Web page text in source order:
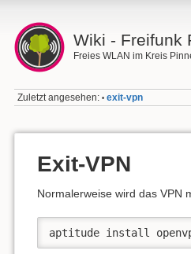
Wiki - Freifunk
Freies WLAN im Kreis
Zuletzt angesehen: • exit-vpn
Exit-VPN
Normalerweise wird das VPN
aptitude install